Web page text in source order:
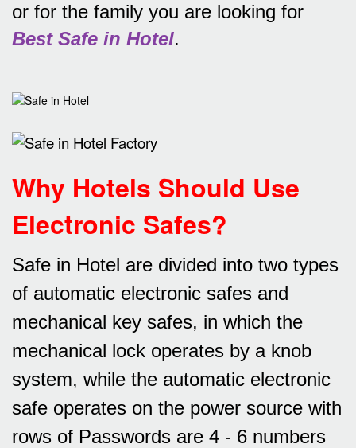
or for the family you are looking for
Best Safe in Hotel.
Why Hotels Should Use
Electronic Safes?
Safe in Hotel are divided into two types
of automatic electronic safes and
mechanical key safes, in which the
mechanical lock operates by a knob
system, while the automatic electronic
safe operates on the power source with
rows of Passwords are 4 - 6 numbers